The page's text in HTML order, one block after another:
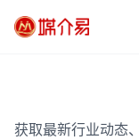
获取最新行业动态